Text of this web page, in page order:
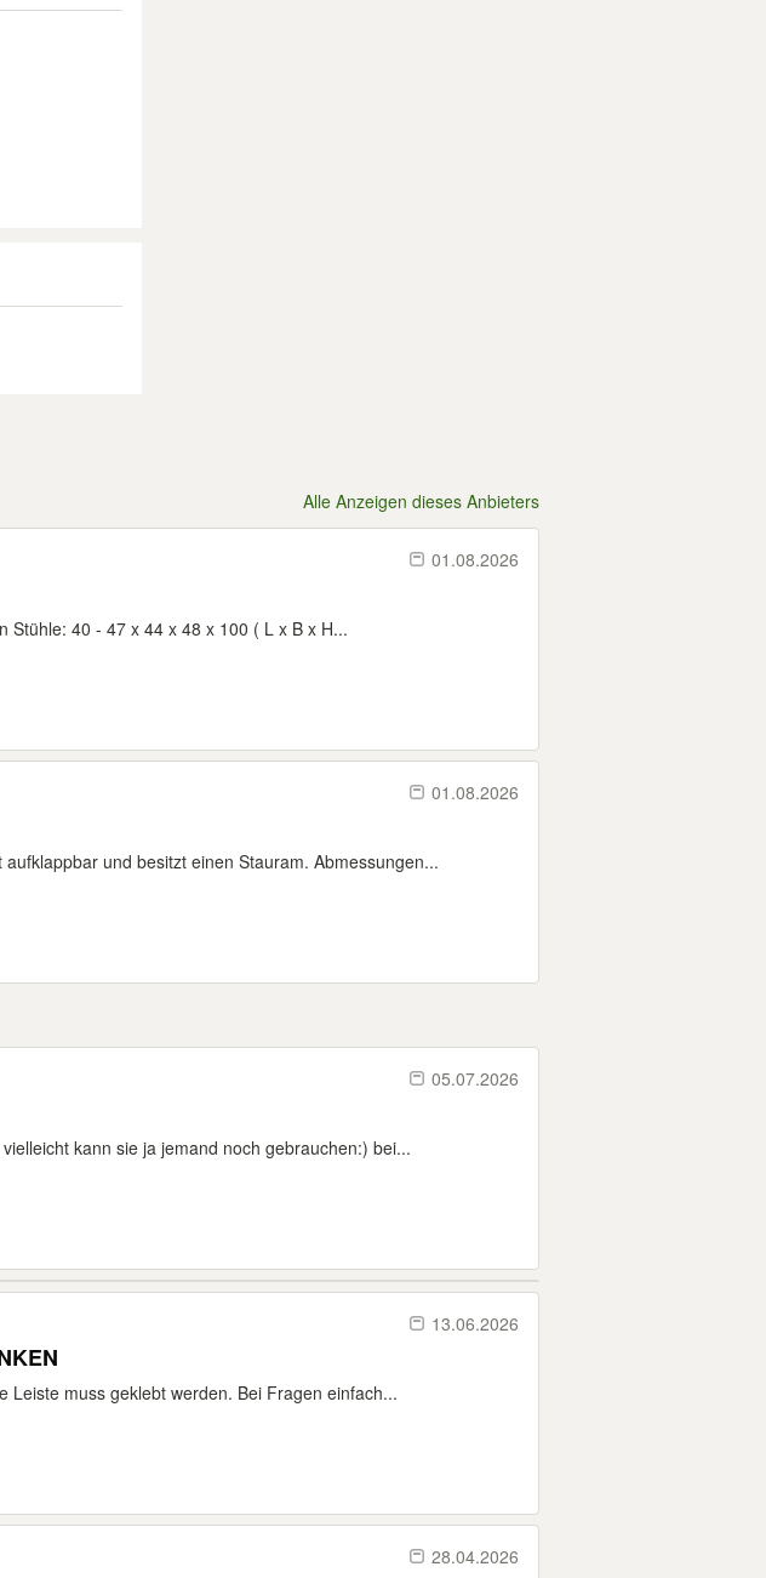
Alle Anzeigen dieses Anbieters
01.08.2026
Stühle: 40 - 47 x 44 x 48 x 100 ( L x B x H...
01.08.2026
und besitzt einen Stauram. Abmessungen...
05.07.2026
kann sie ja jemand noch gebrauchen:) bei...
13.06.2026
Leiste muss geklebt werden. Bei Fragen einfach...
28.04.2026